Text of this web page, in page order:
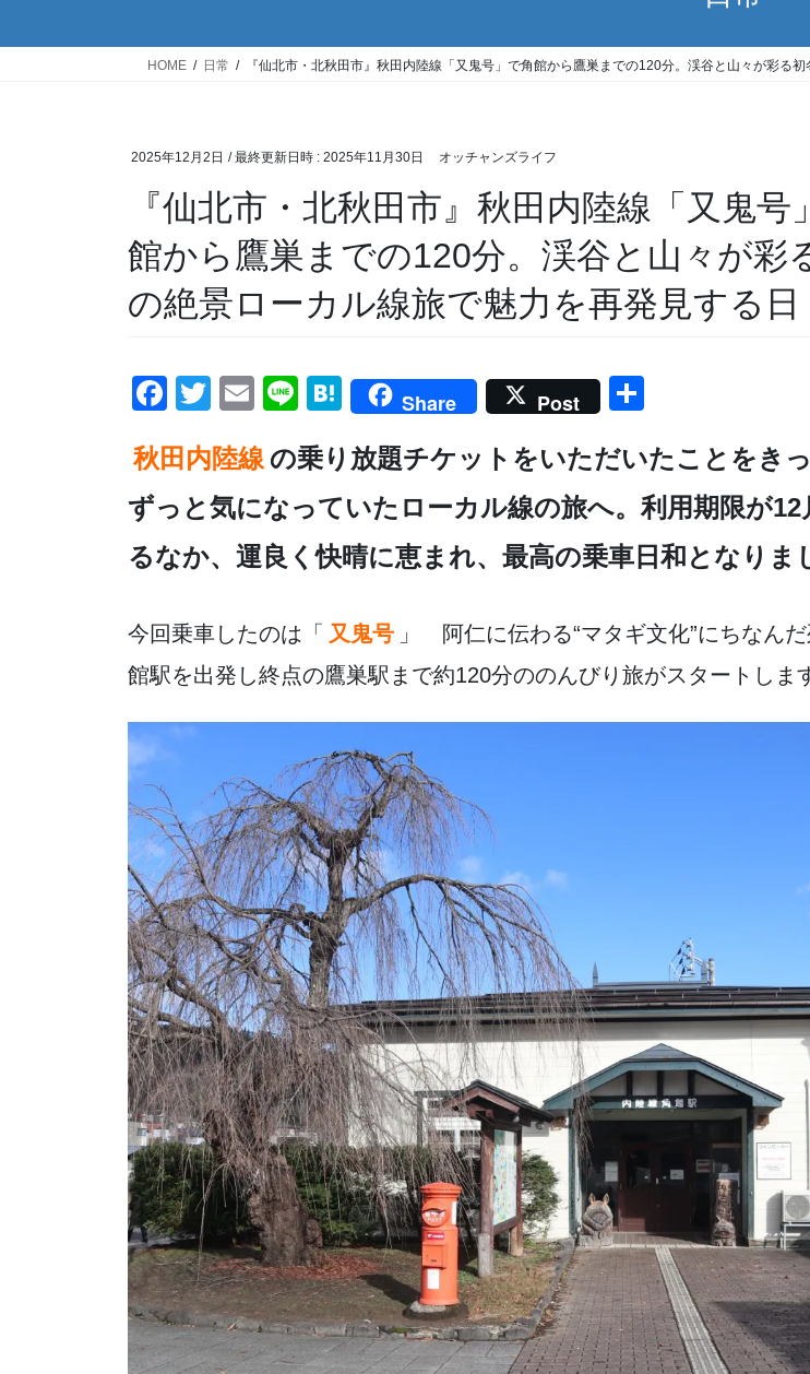
HOME 日常 『仙北市・北秋田市』秋田内陸線「又鬼号」で角館から鷹巣までの120分。渓谷と山々が彩る
2025年12月2日 / 最終更新日時 : 2025年11月30日 オッチャンズライフ
『仙北市・北秋田市』秋田内陸線「又鬼号
館から鷹巣までの120分。渓谷と山々が彩
の絶景ローカル線旅で魅力を再発見する日
F
c
e
b
o
k
T
tt
er
E
ail
Li
e
H
e
n
a
Share Post
秋田内陸線 の乗り放題チケットをいただいたことをきっ
ずっと気になっていたローカル線の旅へ。利用期限が12
るなか、運良く快晴に恵まれ、最高の乗車日和となりま
今回乗車したのは「 又鬼号 」 阿仁に伝わる“マタギ文化”にちなん
館駅を出発し終点の鷹巣駅まで約120分ののんびり旅がスタートしま